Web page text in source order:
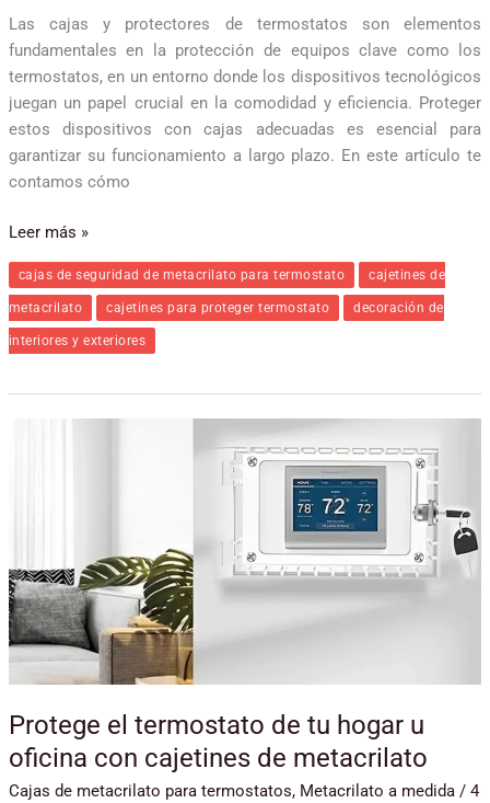
Las cajas y protectores de termostatos son elementos
fundamentales en la protección de equipos clave como los
termostatos, en un entorno donde los dispositivos tecnológicos
juegan un papel crucial en la comodidad y eficiencia. Proteger
estos dispositivos con cajas adecuadas es esencial para
garantizar su funcionamiento a largo plazo. En este artículo te
contamos cómo
Leer más »
cajas de seguridad de metacrilato para termostato cajetines de
metacrilato cajetines para proteger termostato decoración de
interiores y exteriores
Protege el termostato de tu hogar u
oficina con cajetines de metacrilato
Cajas de metacrilato para termostatos, Metacrilato a medida/ 4
u
oficina
con
cajetines
metacrilato